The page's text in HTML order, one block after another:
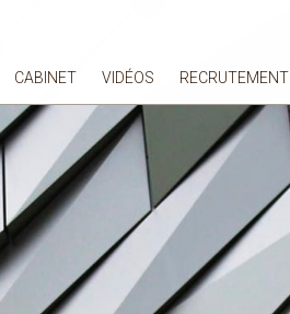
CABINET VIDÉOS RECRUTEMENT